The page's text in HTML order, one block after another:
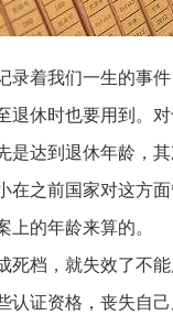
录着我们一生的事
退休时也要用到。
是达到退休年龄，
在之前国家对这方
的年龄来算的。
死档，就失效了不
认证资格，丧失自